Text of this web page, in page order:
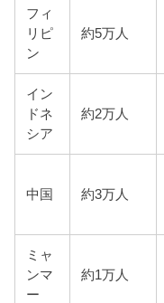
フィ
リピ
ン
約5万人
イン
ドネ
シア
約2万人
中国 約3万人
ミャ
ンマ
ー
約1万人